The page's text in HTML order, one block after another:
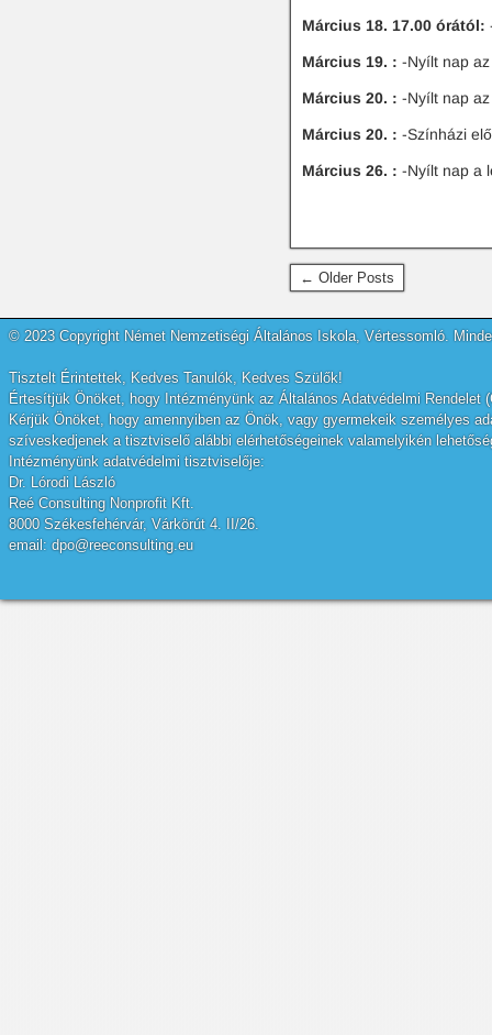
Március 18. 17.00 órától:
Március 19. : -Nyílt nap
Március 20. : -Nyílt nap
Március 20. : -Színházi
Március 26. : -Nyílt nap a
← Older Posts
© 2023 Copyright Német Nemzetiségi Általános Iskola, Vértessomló.
Tisztelt Érintettek, Kedves Tanulók, Kedves Szülők!
Értesítjük Önöket, hogy Intézményünk az Általános Adatvédelmi
Kérjük Önöket, hogy amennyiben az Önök, vagy gyermekeik személyes
szíveskedjenek a tisztviselő alábbi elérhetőségeinek valamelyikén
Intézményünk adatvédelmi tisztviselője:
Dr. Lórodi László
Reé Consulting Nonprofit Kft.
8000 Székesfehérvár, Várkörút 4. II/26.
email: dpo@reeconsulting.eu